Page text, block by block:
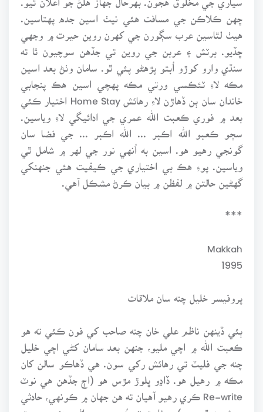
ڇهن ڪلاڪن جي مسافت هئي نيٺ اسين جده پهتاسين.
هيٺ لٿاسين عرب سڳورن جي کهرن روين حيرت ۾ وجهي
ڇڏيو. برٽش ۽ عربن جي روين تي جڏهن سوچيون ٿا ته
سنڌي وارو کوڙو اُبتو پڙهڻو پئي ٿو. سامان وٺڻ بعد اسين
مڪه لاءِ ٽئڪسي ورتي مڪه پهچي اسين هڪ پنجابي
خاندان سان ٻن ڏهاڙن لاءِ رهائش Home Stay اختيار ڪئي
بعد ۾ فوري ڪعبت الله عمري جي ادائيگي لاءِ وياسين.
سڄو ڪعبو الله اڪبر ... الله اڪبر ... جي فضا سان
گونجي رهيو هو. اسين به اُنهي نور جي لهر ۾ شامل ٿي
وياسين. پوءِ هڪ بي اختياري جي ڪيفيت هئي جنهنکي
گهڻين حالتن ۾ لفظن ۾ بيان ڪرڻ مشڪل آهي.
***
1995
پروفيسر خليل چنه سان ملاقات
ٻئي ڏينهن ناظم علي خان چنه صاحب کي فون ڪئي ته هو
ڪعبت الله ۾ اچي مليو، جنهن بعد سامان کڻي اچي خليل
چنه جي فليٽ تي رهائش رکي سون. هي ڏهاڪو سالن کان
مڪه ۾ رهيل هو. ڏاڍو ڀلوڙ مڙس هو (اڄ جڏهن هي نوٽ
Re-write ڪري رهيو آهيان ته هن جهان ۾ ڪونهي، حادثي
م شهيد ٿي ويو) سخاوت ته هُن جي سڃاڻپ هئي. دوست